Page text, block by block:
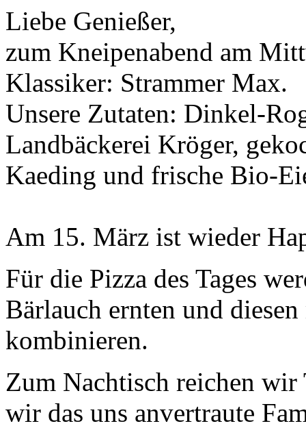
Liebe Genießer,
zum Kneipenabend am
Klassiker: Strammer Max.
Unsere Zutaten: Dinkel-
Landbäckerei Kröger,
Kaeding und frische Bio-
Am 15. März ist wieder
Für die Pizza des Tages
Bärlauch ernten und
kombinieren.
Zum Nachtisch reichen wir
wir das uns anvertraute